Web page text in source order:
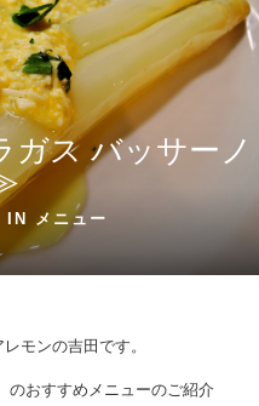
ス バッサーノ
IN メニュー
モンの吉田です。
のおすすめメニューのご紹介